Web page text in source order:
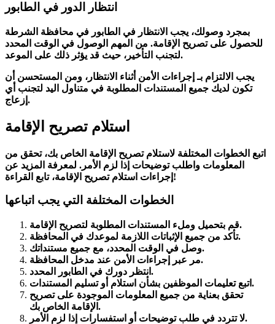
انتظار الدور في الطابور
بمجرد وصولك، يجب الانتظار في الطابور في محافظة الشرطة
للحصول على تصريح الإقامة. من المهم الوصول في الوقت المحدد
لتجنب التأخير، حيث قد يؤثر ذلك على الموعد.
يجب الالتزام بـ إجراءات الأمن أثناء الانتظار، ومن المستحسن أن
تكون لديك جميع المستندات المطلوبة في متناول اليد لتجنب أي
إزعاج .
استلام تصريح الإقامة
اتبع الخطوات المختلفة لاستلام تصريح الإقامة الخاص بك، تحقق من
المعلومات واطلب توضيحات إذا لزم الأمر. لمعرفة المزيد عن
إجراءات استلام تصريح الإقامة، تابع القراءة!
الخطوات المختلفة التي يجب اتباعها
قم بتحميل وملء المستندات المطلوبة
لتصريح الإقامة.
تأكد من جميع الإثباتات اللازمة
لموعدك في المحافظة.
وصل في الوقت المحدد، مع جميع مستنداتك.
مر عبر
إجراءات الأمن
عند مدخل المحافظة.
انتظر دورك في الطابور المحدد
.
اتبعتعليمات الموظفين
بشأن استلام أو تسليم المستندات.
تحقق بعناية من جميع المعلومات الموجودة على تصريح
الإقامة الخاص بك.
لا تتردد في طلب توضيحات أو استفسارات إذا لزم الأمر.